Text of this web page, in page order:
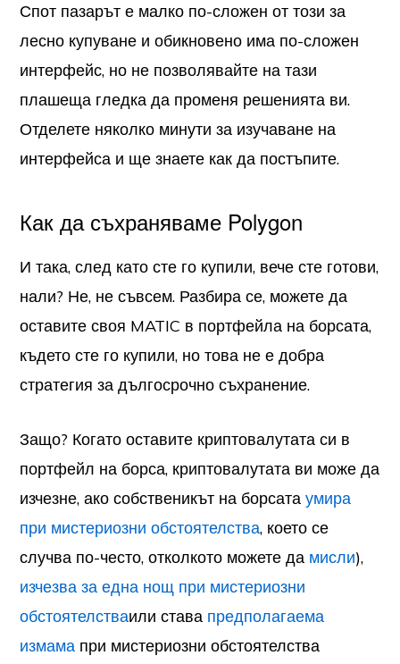
Спот пазарът е малко по-сложен от този за
лесно купуване и обикновено има по-сложен
интерфейс, но не позволявайте на тази
плашеща гледка да променя решенията ви.
Отделете няколко минути за изучаване на
интерфейса и ще знаете как да постъпите.
Как да съхраняваме Polygon
И така, след като сте го купили, вече сте готови,
нали? Не, не съвсем. Разбира се, можете да
оставите своя MATIC в портфейла на борсата,
където сте го купили, но това не е добра
стратегия за дългосрочно съхранение.
Защо? Когато оставите криптовалутата си в
портфейл на борса, криптовалутата ви може да
изчезне, ако собственикът на борсатаумира
при мистериозни обстоятелства, което се
случва по-често, отколкото можете да мисли),
изчезва за една нощ при мистериозни
обстоятелстваили става предполагаема
измама при мистериозни обстоятелства